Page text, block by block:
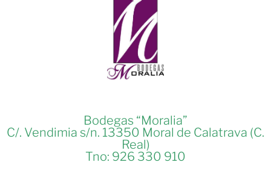
Bodegas “Moralia”
C/. Vendimia s/n. 13350 Moral de Calatrava (C.
Real)
Tno: 926 330 910